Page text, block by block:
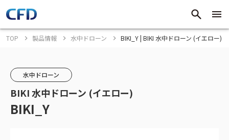
TOP 製品情報 水中ドローン BIKI_Y | BIKI 水中ドローン (イエロー)
水中ドローン
BIKI 水中ドローン (イエロー)
BIKI_Y